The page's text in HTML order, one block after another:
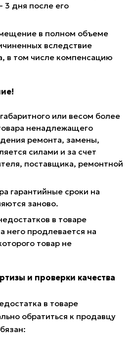
3 дня после его
в полном объеме
вследствие
в том числе компенсацию
или весом более
ненадлежащего
ремонта, замены,
силами и за счет
поставщика, ремонтной
гарантийные сроки на
заново.
в товаре
него продлевается на
товар не
и проверки качества
в товаре
обратиться к продавцу